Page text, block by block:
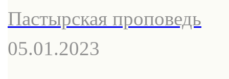
Пастырская проповедь
05.01.2023